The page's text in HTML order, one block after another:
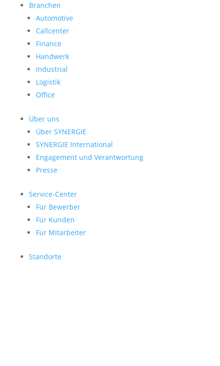
Branchen
Automotive
Callcenter
Finance
Handwerk
Industrial
Logistik
Office
Über uns
Über SYNERGIE
SYNERGIE International
Engage­ment und Verantwor­tung
Presse
Service-Center
Für Bewerber
Für Kunden
Für Mitarbeiter
Standorte